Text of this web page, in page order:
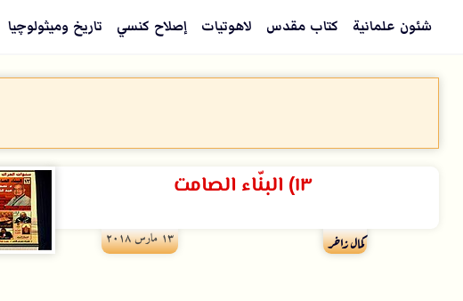
شئون علمانية كتاب مقدس لاهوتيات إصلاح كنسي تاريخ وميثولوچيا
١٣) البنّاء الصامت
كمال زاخر ۱۳ مارس ۲۰۱۸